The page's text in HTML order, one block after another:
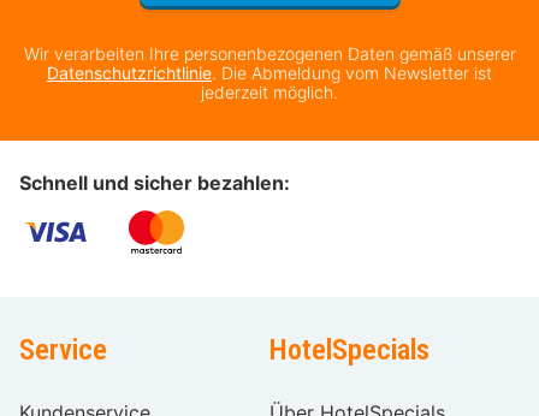
Wir verarbeiten Ihre personenbezogenen Daten gemäß unserer
Datenschutzrichtlinie. Die Abmeldung vom Newsletter ist
jederzeit möglich.
Schnell und sicher bezahlen:
Service HotelSpecials